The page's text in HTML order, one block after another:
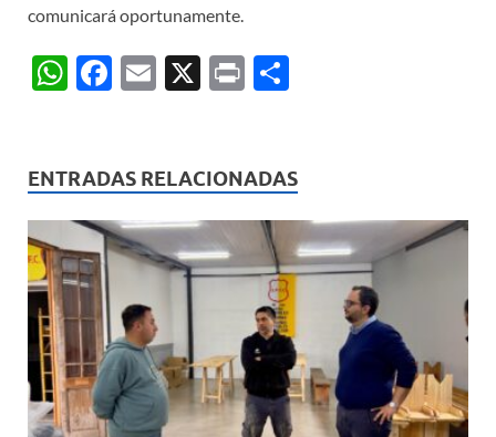
comunicará oportunamente.
W
s
A
p
p
F
b
o
o
E
X
P
p
ar
ti
r
ENTRADAS RELACIONADAS